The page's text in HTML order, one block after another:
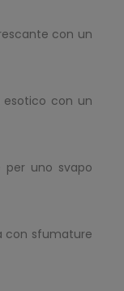
con un
esotico con un
per uno svapo
con sfumature